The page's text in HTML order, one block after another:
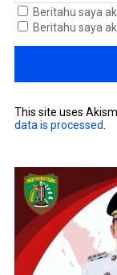
Beritahu saya
Beritahu saya
This site uses
data is processed